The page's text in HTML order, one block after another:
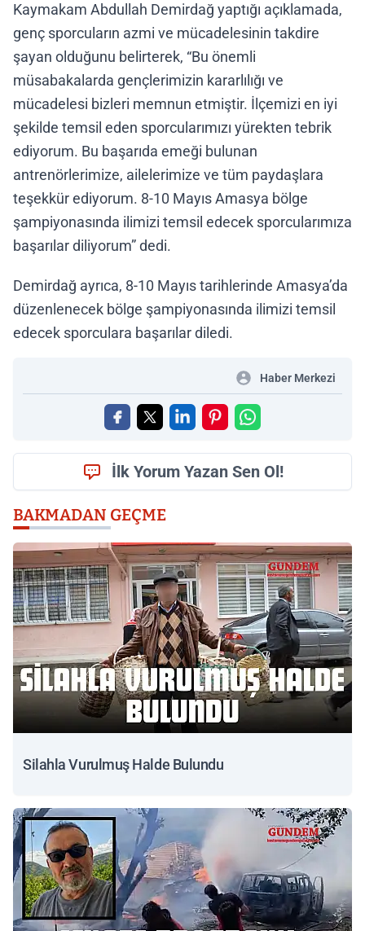
Kaymakam Abdullah Demirdağ yaptığı açıklamada,
genç sporcuların azmi ve mücadelesinin takdire
şayan olduğunu belirterek, “Bu önemli
müsabakalarda gençlerimizin kararlılığı ve
mücadelesi bizleri memnun etmiştir. İlçemizi en iyi
şekilde temsil eden sporcularımızı yürekten tebrik
ediyorum. Bu başarıda emeği bulunan
antrenörlerimize, ailelerimize ve tüm paydaşlara
teşekkür ediyorum. 8-10 Mayıs Amasya bölge
şampiyonasında ilimizi temsil edecek sporcularımıza
başarılar diliyorum” dedi.
Demirdağ ayrıca, 8-10 Mayıs tarihlerinde Amasya’da
düzenlenecek bölge şampiyonasında ilimizi temsil
edecek sporculara başarılar diledi.
Haber Merkezi
İlk Yorum Yazan Sen Ol!
BAKMADAN GEÇME
Silahla Vurulmuş Halde Bulundu